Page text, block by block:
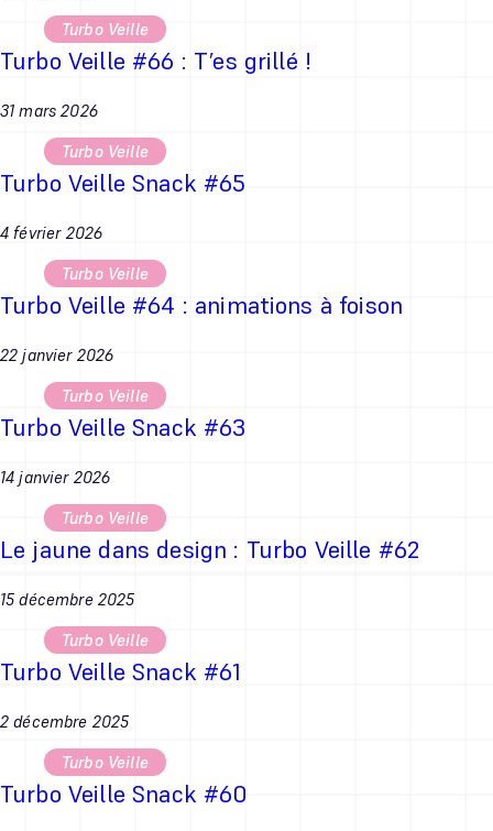
Turbo Veille #66 : T’es grillé !
31 mars 2026
Turbo Veille
Turbo Veille Snack #65
4 février 2026
Turbo Veille
Turbo Veille #64 : animations à foison
22 janvier 2026
Turbo Veille
Turbo Veille Snack #63
14 janvier 2026
Turbo Veille
Le jaune dans design : Turbo Veille #62
15 décembre 2025
Turbo Veille
Turbo Veille Snack #61
2 décembre 2025
Turbo Veille
Turbo Veille Snack #60
Turbo Veille